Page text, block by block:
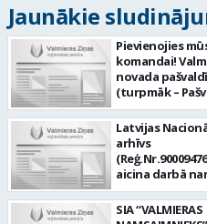
Jaunākie
Pievienojies
komandai!
novada
(turpmāk –
aicina darbā
Informācijas
centra (ITC)
tehnoloģiju
vieta: Rūjienas
Naukšēnu
Latvijas
arhīvs
aicina darbā
pārzini (uz
laiku)
valsts arhīvā Mēs
SIA “VALMIERAS